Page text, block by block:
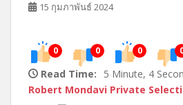
15 กุมภาพันธ์ 2024
0 0 0
Read Time:
5 Minute, 4
Robert Mondavi Private